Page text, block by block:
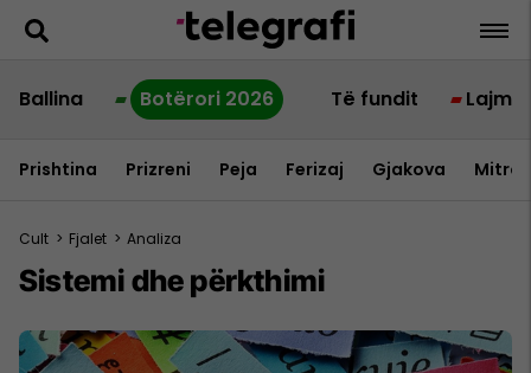
Ballina Botërori 2026 Të fundit Lajme
Prishtina Prizreni Peja Ferizaj Gjakova
Cult > Fjalet > Analiza
Sistemi dhe përkthimi